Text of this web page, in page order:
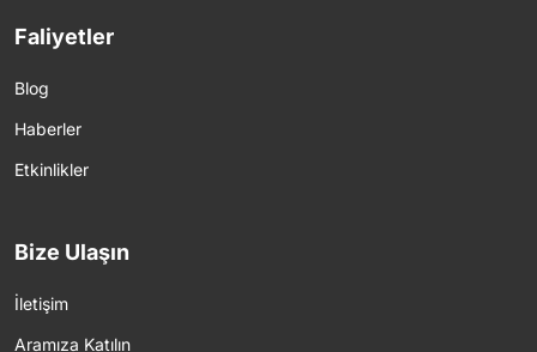
Faliyetler
Blog
Haberler
Etkinlikler
Bize Ulaşın
İletişim
Aramıza Katılın